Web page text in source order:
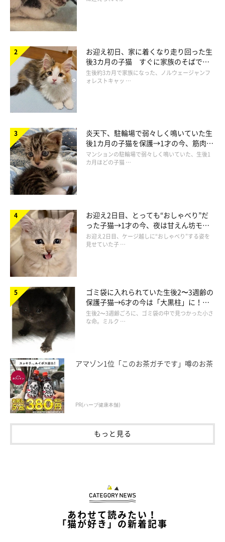
銀二ちゃんのお手てが だら〜んとなったと思ったら……
＠shinnosuke0710
突然スイッチOFF！！！（笑）
しばらくこのまま固まる銀二ちゃん。しんのすけちゃんは、
「え、なんでこのタイミング？」という表情ヽ(｀д´；)
そして……
お迎え初日、家に着くなり走り回った生
後3カ月の子猫 すぐに家族のそばで落
ち着く姿に「迎えてよかった」
生後約3カ月で家族になった、ノルウェージャンフ
ォレストキャッ …
炎天下、駐輪場で弱々しく鳴いていた生
後1カ月の子猫を保護→1才の今、筋肉質
でツンデレなコに成長
マンションの駐輪場で弱々しく鳴いていた、生後1
カ月ほどの子猫 …
お迎え2日目、とっても“おしゃべり”だ
った子猫→1才の今、夜は甘えん坊モー
ドになるコに成長！
お迎え2日目、ケージ越しに“おしゃべり”する姿を
見せていた子 …
ゴミ袋に入れられていた生後2〜3週齢の
保護子猫→6才の今は「大黒柱」に！
美しい黒猫に成長した姿にグッとくる
生後2〜3週齢ごろに、ゴミ袋の中で見つかった小さ
な命。ミルク …
アマゾン1位「このお茶ガチです」噂のお茶
PR(ハーブ健康本舗)
もっと見る
あわせて読みたい！
「猫が好き」の新着記事